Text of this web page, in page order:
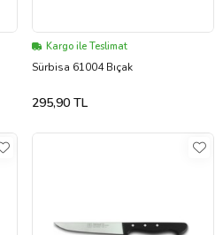
Kargo ile Teslimat
Sürbisa 61004 Bıçak
295,90 TL